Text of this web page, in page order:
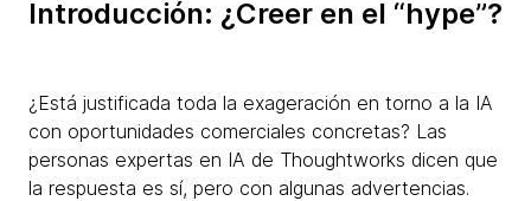
Introducción: ¿Creer en el “hype”?
¿Está justificada toda la exageración en torno a la IA
con oportunidades comerciales concretas? Las
personas expertas en IA de Thoughtworks dicen que
la respuesta es sí, pero con algunas advertencias.